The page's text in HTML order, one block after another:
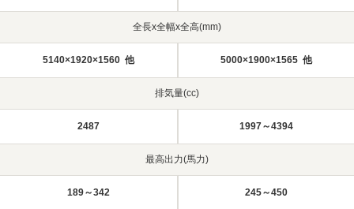
全長x全幅x全高(mm)
5140×1920×1560 他 5000×1900×1565 他
排気量(cc)
2487 1997～4394
最高出力(馬力)
189～342 245～450